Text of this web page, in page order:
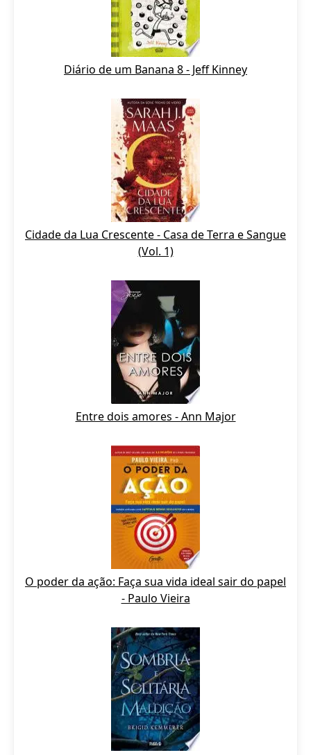
Diário de um Banana 8 - Jeff Kinney
Cidade da Lua Crescente - Casa de Terra e Sangue
(Vol. 1)
Entre dois amores - Ann Major
O poder da ação: Faça sua vida ideal sair do papel
- Paulo Vieira